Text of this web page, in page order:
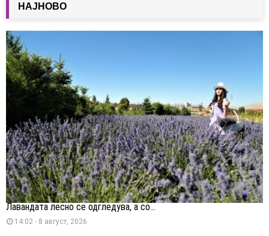
НАЈНОВО
Лавандата лесно се одгледува, а со...
14:02 - 8 август, 2026